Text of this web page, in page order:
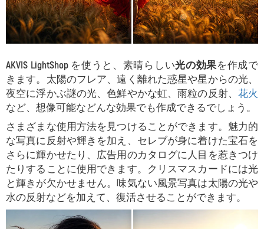
AKVIS LightShopを使うと、素晴らしい光の効果を作成で
きます。太陽のフレア、遠く離れた惑星や星からの光、
夜空に浮かぶ謎の光、色鮮やかな虹、雨粒の反射、 花火
など、想像可能などんな効果でも作成できるでしょう。
さまざまな使用方法を見つけることができます。魅力的
な写真に反射や輝きを加え、セレブが身に着けた宝石を
さらに輝かせたり、広告用のカタログに人目を惹きつけ
たりすることに使用できます。クリスマスカードには光
と輝きが欠かせません。味気ない風景写真は太陽の光や
水の反射などを加えて、復活させることができます。